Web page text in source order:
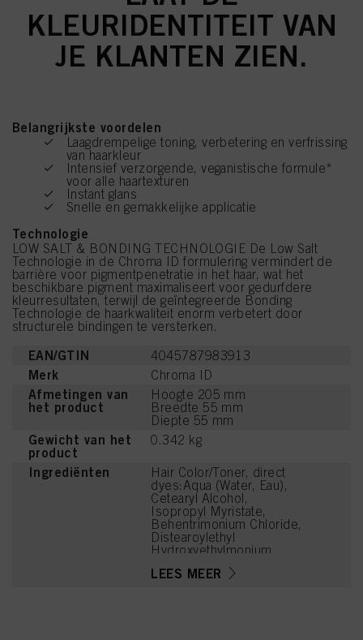
KLEURIDENTITEIT VAN
JE KLANTEN ZIEN.
Belangrijkste voordelen
Laagdrempelige toning, verbetering en verfrissing
van haarkleur
Intensief verzorgende, veganistische formule*
voor alle haartexturen
Instant glans
Snelle en gemakkelijke applicatie
Technologie
LOW SALT & BONDING TECHNOLOGIE De Low Salt
Technologie in de Chroma ID formulering vermindert de
barrière voor pigmentpenetratie in het haar, wat het
beschikbare pigment maximaliseert voor gedurfdere
kleurresultaten, terwijl de geïntegreerde Bonding
Technologie de haarkwaliteit enorm verbetert door
structurele bindingen te versterken.
EAN/GTIN 4045787983913
Merk Chroma ID
Afmetingen van
het product
Hoogte 205 mm
Breedte 55 mm
Diepte 55 mm
Gewicht van het
product
0.342 kg
Ingrediënten
Hair Color/Toner, direct
dyes:Aqua (Water, Eau),
Cetearyl Alcohol,
Isopropyl Myristate,
Behentrimonium Chloride,
Distearoylethyl
Hydroxyethylmonium
Phenoxyethanol,
LEES MEER